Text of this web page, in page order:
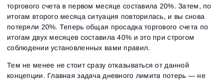
торгового счета в первом месяце составила 20%. Затем, по
итогам второго месяца ситуация повторилась, и вы снова
потеряли 20%. Теперь общая просадка торгового счета по
итогам двух месяцев составила 40% и это при строгом
соблюдении установленных вами правил.
Тем не менее не стоит сразу отказываться от данной
концепции. Главная задача дневного лимита потерь — не